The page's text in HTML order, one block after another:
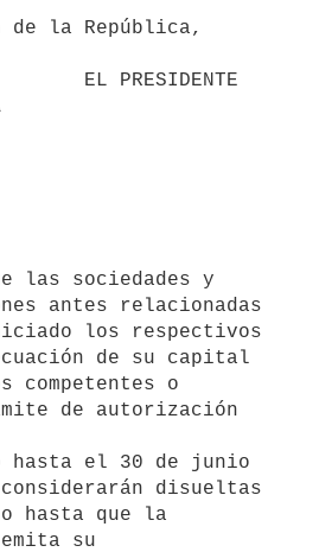
la República,
antes relacionadas
los respectivos
de su capital
competentes o
de autorización
hasta el 30 de junio
disueltas
hasta que la
su